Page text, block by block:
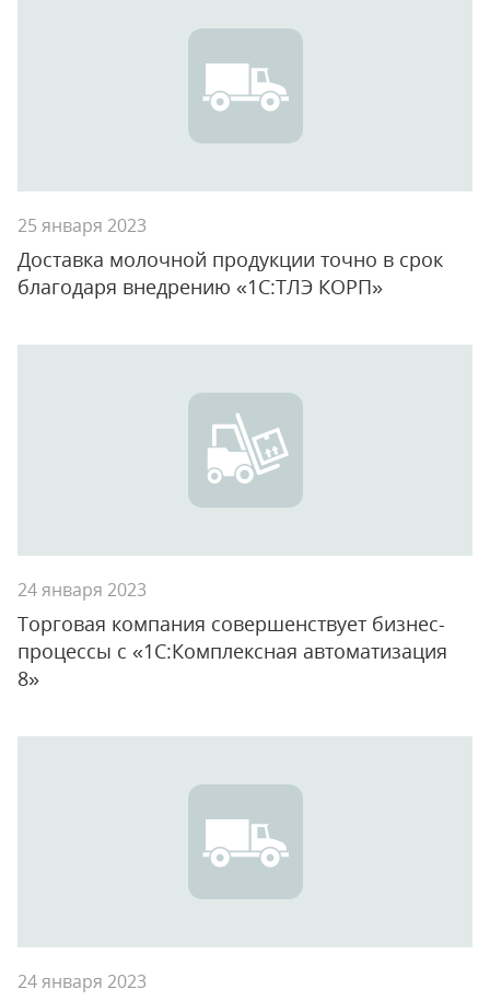
25 января 2023
Доставка молочной продукции точно в срок
благодаря внедрению «1С:ТЛЭ КОРП»
24 января 2023
Торговая компания совершенствует бизнес-
процессы с «1С:Комплексная автоматизация
8»
24 января 2023